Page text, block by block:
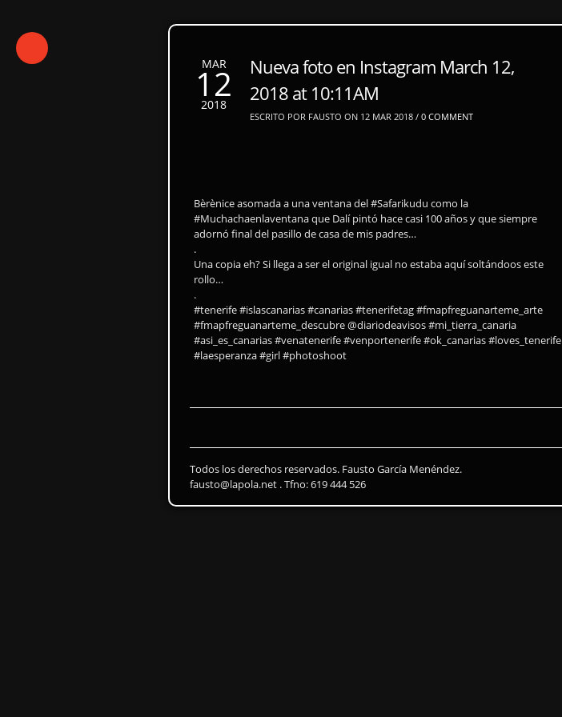
MAR
12
2018
Nueva foto en Instagram March 12,
2018 at 10:11AM
ESCRITO POR FAUSTO ON 12 MAR 2018 / 0 COMMENT
Bèrènice asomada a una ventana del #Safarikudu como la
#Muchachaenlaventana que Dalí pintó hace casi 100 años y que siempre
adornó final del pasillo de casa de mis padres…
.
Una copia eh? Si llega a ser el original igual no estaba aquí soltándoos este
rollo…
.
#tenerife #islascanarias #canarias #tenerifetag #fmapfreguanarteme_arte
#fmapfreguanarteme_descubre @diariodeavisos #mi_tierra_canaria
#asi_es_canarias #venatenerife #venportenerife #ok_canarias #loves_tenerife
#laesperanza #girl #photoshoot
Todos los derechos reservados. Fausto García Menéndez.
fausto@lapola.net . Tfno: 619 444 526